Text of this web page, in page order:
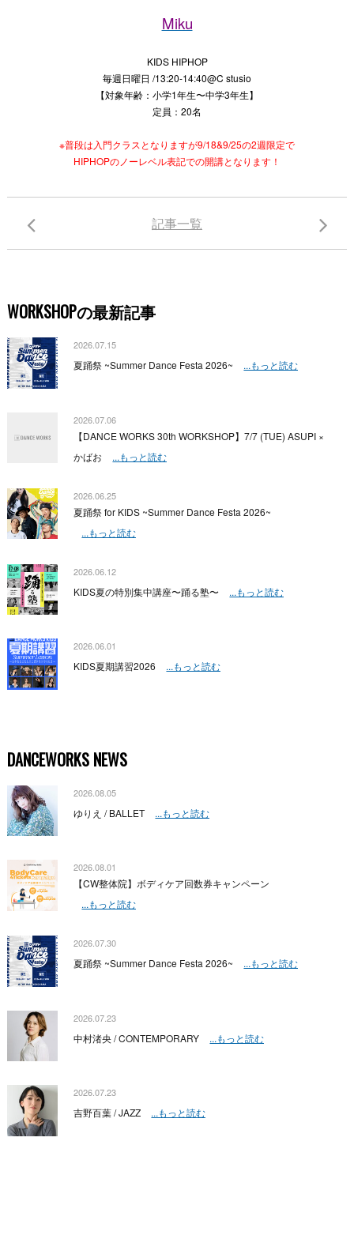
Miku
KIDS HIPHOP
毎週日曜日 /13:20-14:40@C stusio
【対象年齢：小学1年生〜中学3年生】
定員：20名
※普段は入門クラスとなりますが9/18&9/25の2週限定で
HIPHOPのノーレベル表記での開講となります！
記事一覧
WORKSHOPの最新記事
2026.07.15
夏踊祭 ~Summer Dance Festa 2026~ ...もっと読む
2026.07.06
【DANCE WORKS 30th WORKSHOP】7/7 (TUE) ASUPI ×
かばお
...もっと読む
2026.06.25
夏踊祭 for KIDS ~Summer Dance Festa 2026~
...もっと読む
2026.06.12
KIDS夏の特別集中講座〜踊る塾〜 ...もっと読む
2026.06.01
KIDS夏期講習2026 ...もっと読む
DANCEWORKS NEWS
2026.08.05
ゆりえ / BALLET ...もっと読む
2026.08.01
【CW整体院】ボディケア回数券キャンペーン
...もっと読む
2026.07.30
夏踊祭 ~Summer Dance Festa 2026~ ...もっと読む
2026.07.23
中村渚央 / CONTEMPORARY ...もっと読む
2026.07.23
吉野百葉 / JAZZ ...もっと読む